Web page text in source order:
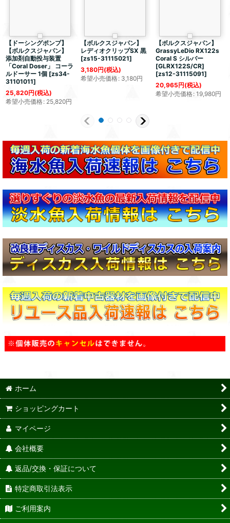
【ドーシングポンプ】
【ボルクスジャパン】
添加剤自動投与装置
「Coral Doser」 コーラ
ルドーサー 1個 [zs34-
31101011]
25,820円(税込)
希望小売価格: 25,820円
【ボルクスジャパン】
レディオクリップSX 黒
[zs15-31115021]
3,180円(税込)
希望小売価格: 3,180円
【ボルクスジャパン】
GrassyLeDio RX122s
Coral S シルバー
[GLRX122S/CR]
[zs12-31115091]
20,965円(税込)
希望小売価格 : 19,980円
ホーム
ショッピングカート
マイページ
会社概要
返品/交換・保証について
特定商取引法表示
ご利用案内